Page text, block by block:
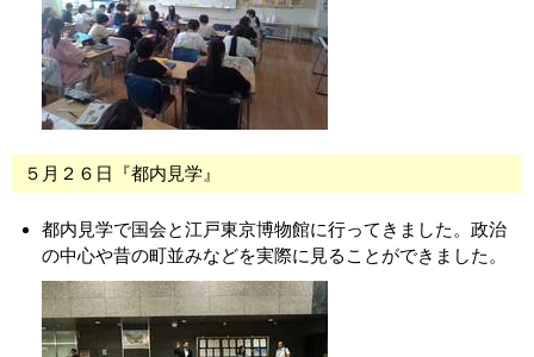
５月２６日『都内見学』
都内見学で国会と江戸東京博物館に行ってきました。政治
の中心や昔の町並みなどを実際に見ることができました。